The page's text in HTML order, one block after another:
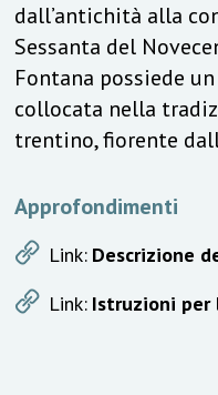
dall’antichità alla
Sessanta del
Fontana possiede
collocata nella
trentino, fiorente
Approfondimenti
Link: Descrizione
Link: Istruzioni per